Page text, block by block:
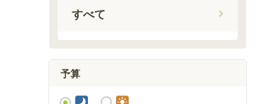
すべて
予算